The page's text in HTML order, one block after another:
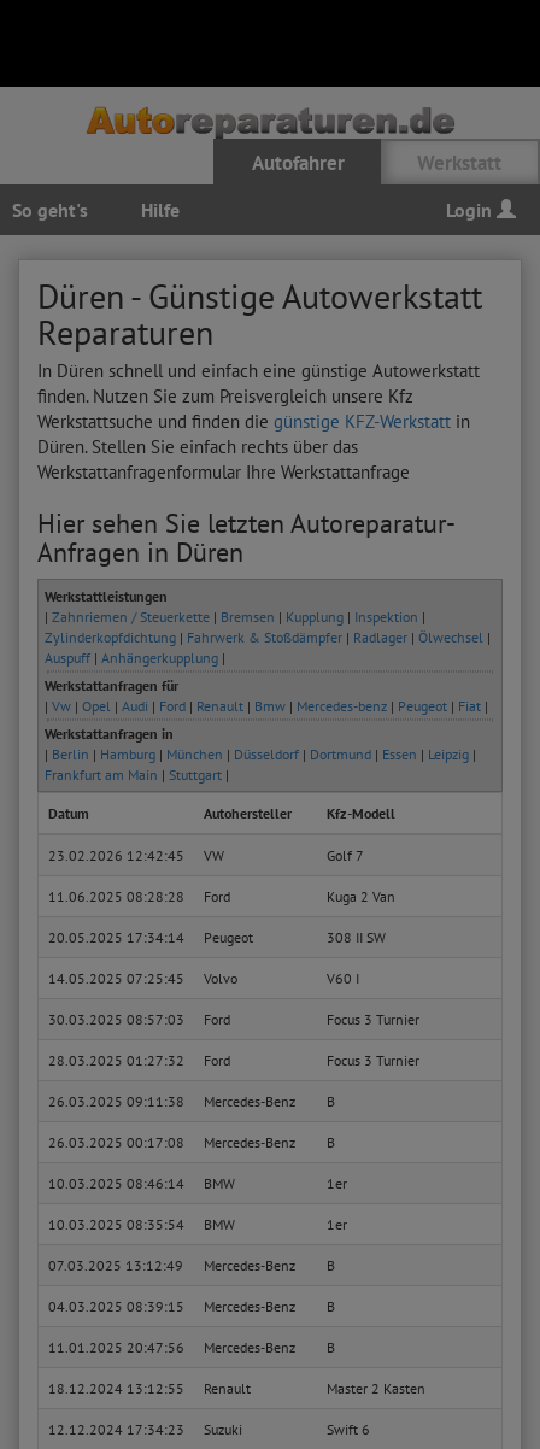
Autofahrer Werkstatt
So geht's Hilfe Login
Düren - Günstige Autowerkstatt
Reparaturen
In Düren schnell und einfach eine günstige Autowerkstatt
finden. Nutzen Sie zum Preisvergleich unsere Kfz
Werkstattsuche und finden die günstige KFZ-Werkstatt in
Düren. Stellen Sie einfach rechts über das
Werkstattanfragenformular Ihre Werkstattanfrage
Hier sehen Sie letzten Autoreparatur-
Anfragen in Düren
Werkstattleistungen
| Zahnriemen / Steuerkette | Bremsen | Kupplung | Inspektion |
Zylinderkopfdichtung | Fahrwerk & Stoßdämpfer | Radlager | Ölwechsel |
Auspuff | Anhängerkupplung |
Werkstattanfragen für
| Vw | Opel | Audi | Ford | Renault | Bmw | Mercedes-benz | Peugeot | Fiat |
Werkstattanfragen in
| Berlin | Hamburg | München | Düsseldorf | Dortmund | Essen | Leipzig |
Frankfurt am Main | Stuttgart |
Datum Autohersteller Kfz-Modell
23.02.2026 12:42:45 VW Golf 7
11.06.2025 08:28:28 Ford Kuga 2 Van
20.05.2025 17:34:14 Peugeot 308 II SW
14.05.2025 07:25:45 Volvo V60 I
30.03.2025 08:57:03 Ford Focus 3 Turnier
28.03.2025 01:27:32 Ford Focus 3 Turnier
26.03.2025 09:11:38 Mercedes-Benz B
26.03.2025 00:17:08 Mercedes-Benz B
10.03.2025 08:46:14 BMW 1er
10.03.2025 08:35:54 BMW 1er
07.03.2025 13:12:49 Mercedes-Benz B
04.03.2025 08:39:15 Mercedes-Benz B
11.01.2025 20:47:56 Mercedes-Benz B
18.12.2024 13:12:55 Renault Master 2 Kasten
12.12.2024 17:34:23 Suzuki Swift 6